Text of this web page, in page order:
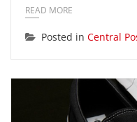
READ MORE
Posted in Central